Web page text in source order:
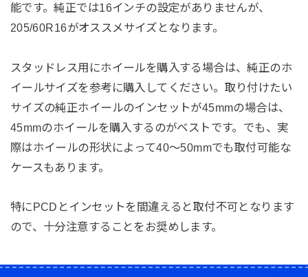
能です。純正では16インチの設定がありませんが、
205/60R16がオススメサイズとなります。
スタッドレス用にホイールを購入する場合は、純正のホ
イールサイズを参考に購入してください。取り付けたい
サイズの純正ホイールのインセットが45mmの場合は、
45mmのホイールを購入するのがベストです。でも、実
際はホイールの形状によって40～50mmでも取付可能な
ケースもあります。
特にPCDとインセットを間違えると取付不可となります
ので、十分注意することをお奨めします。